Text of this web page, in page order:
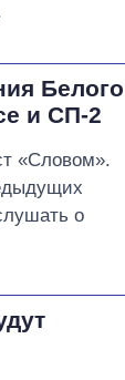
Белого
и СП-2
«Словом».
о